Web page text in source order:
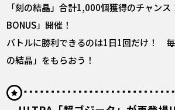
「刻の結晶」合計1,000個獲得のチャンス
BONUS」開催！
バトルに勝利できるのは1日1回だけ！
の結晶」をもらおう！